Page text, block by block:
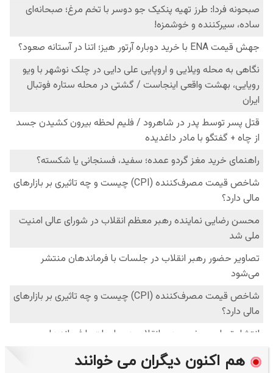
هم اکنون دیگران می خوانند